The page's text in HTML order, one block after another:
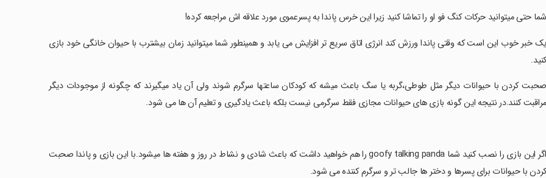
‏شما حتی میتوانید حرکات کنگ فو او را تماشا کنید زیرا این خرس پاندا به پسرعموی مورد علاقه اش مراجعه کرده!
‏یک خبر خوب این است که وقتی پاندا ورزش کند انرژی اتاق سریع تر افزایش می یابد و همینطور شما میتوانید زمان بیشترب با حیوان خانگی خود بازی
کنید.
‏صحبت کردن با حیوانات دیگر مثل طوطی،گربه یا سگ باعث میشه که کودکان ساعتها سرگرم شوند ولی آن یاد میگیرند که چگونه از موجودات دیگر
مراقبت کنند.در نتیجه این گونه بازی های حیوانات مجازی فقط سرگرمی نیست بلکه باعث یادگیری و تعلیم آن ها می شود.
‏اگر این بازی را نصب کنید شما goofy talking panda را هم خواهید داشت که باعث شادی و نشاط در روز و هفته ها میشود.با این بازی و پاندا صحبت
کردن با حیوانات برای پسرها و دختر ها جالب تر و سرگرم کننده می شود.